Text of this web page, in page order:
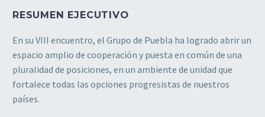
RESUMEN EJECUTIVO
En su VIII encuentro, el Grupo de Puebla ha logrado abrir un
espacio amplio de cooperación y puesta en común de una
pluralidad de posiciones, en un ambiente de unidad que
fortalece todas las opciones progresistas de nuestros
países.